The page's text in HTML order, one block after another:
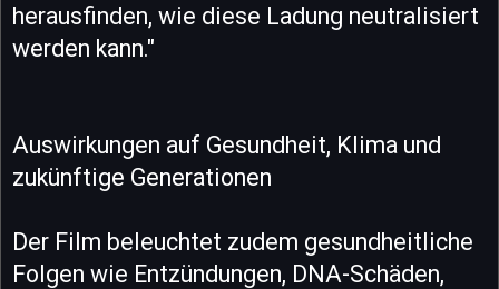
herausfinden, wie diese Ladung neutralisiert
werden kann."
Auswirkungen auf Gesundheit, Klima und
zukünftige Generationen
Der Film beleuchtet zudem gesundheitliche
Folgen wie Entzündungen, DNA-Schäden,